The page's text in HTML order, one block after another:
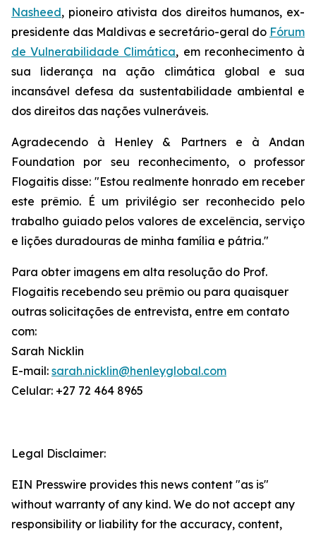
Nasheed, pioneiro ativista dos direitos humanos, ex-
presidente das Maldivas e secretário-geral do Fórum
de Vulnerabilidade Climática, em reconhecimento à
sua liderança na ação climática global e sua
incansável defesa da sustentabilidade ambiental e
dos direitos das nações vulneráveis.
Agradecendo à Henley & Partners e à Andan
Foundation por seu reconhecimento, o professor
Flogaitis disse: "Estou realmente honrado em receber
este prêmio. É um privilégio ser reconhecido pelo
trabalho guiado pelos valores de excelência, serviço
e lições duradouras de minha família e pátria."
Para obter imagens em alta resolução do Prof.
Flogaitis recebendo seu prêmio ou para quaisquer
outras solicitações de entrevista, entre em contato
com:
Sarah Nicklin
E-mail: sarah.nicklin@henleyglobal.com
Celular: +27 72 464 8965
Legal Disclaimer:
EIN Presswire provides this news content "as is"
without warranty of any kind. We do not accept any
responsibility or liability for the accuracy, content,